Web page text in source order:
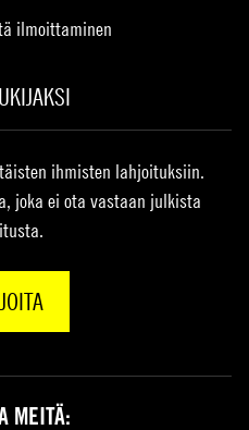
ilmoittaminen
ihmisten lahjoituksiin.
joka ei ota vastaan julkista
MEITÄ: